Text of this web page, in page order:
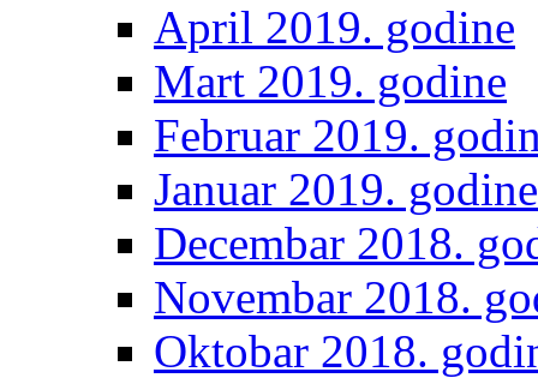
April 2019. godine
Mart 2019. godine
Februar 2019.
Januar 2019. godine
Decembar 2018.
Novembar 2018.
Oktobar 2018.